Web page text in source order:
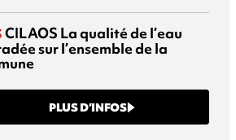
CILAOS La qualité de l’eau
sur l’ensemble de la
PLUS D’INFOS